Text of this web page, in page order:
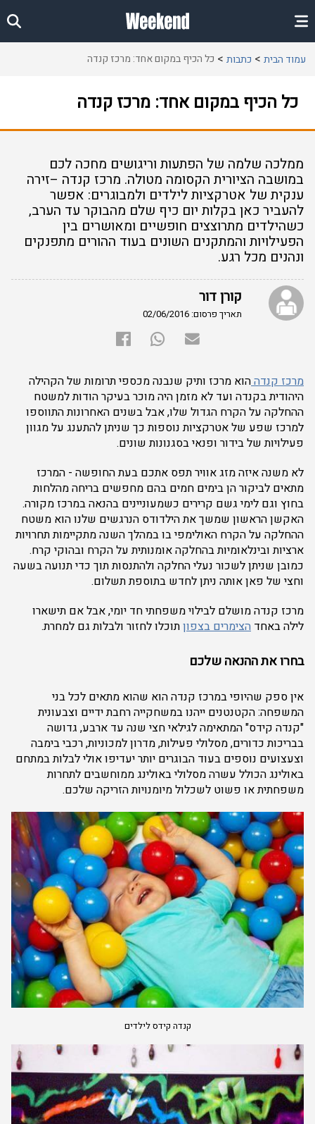
עמוד הבית כתבות כל הכיף במקום אחד: מרכז קנדה
כל הכיף במקום אחד: מרכז קנדה
ממלכה שלמה של הפתעות וריגושים מחכה לכם
במושבה הציורית הקסומה מטולה. מרכז קנדה –זירה
ענקית של אטרקציות לילדים ולמבוגרים: אפשר
להעביר כאן בקלות יום כיף שלם מהבוקר עד הערב,
כשהילדים מתרוצצים חופשיים ומאושרים בין
הפעילויות והמתקנים השונים בעוד ההורים מתפנקים
ונהנים מכל רגע.
קורן דור
תאריך פרסום: 02/06/2016
מרכז קנדההוא מרכז ותיק שנבנה מכספי תרומות של הקהילה
היהודית בקנדה ועד לא מזמן היה מוכר בעיקר הודות למשטח
ההחלקה על הקרח הגדול שלו, אבל בשנים האחרונות התווספו
למרכז שפע של אטרקציות נוספות כך שניתן להתענג על מגוון
פעילויות של בידור ופנאי בסגנונות שונים.
לא משנה איזה מזג אוויר תפס אתכם בעת החופשה - המרכז
מתאים לביקור הן בימים חמים בהם מחפשים בריחה מהלחות
בחוץ וגם לימי גשם קרירים כשמעוניינים בהנאה במרכז מקורה.
האקשן הראשון שמשך את הילדודס הנרגשים שלנו הוא משטח
ההחלקה על הקרח האולימפי בו במהלך השנה מתקיימות תחרויות
ארציות ובינלאומיות בהחלקה אומנותית על הקרח ובהוקי קרח.
כמובן שניתן לשכור נעלי החלקה ולהתנסות תוך כדי תנועה בשעה
וחצי של פאן אותה ניתן לחדש בתוספת תשלום.
מרכז קנדה מושלם לבילוי משפחתי חד יומי, אבל אם תישארו
לילה באחד הצימרים בצפוןתוכלו לחזור ולבלות גם למחרת.
בחרו את ההנאה שלכם
אין ספק שהיופי במרכז קנדה הוא שהוא מתאים לכל בני
המשפחה: הקטנטנים ייהנו במשחקייה רחבת ידיים וצבעונית
"קנדה קידס" המתאימה לגילאי חצי שנה עד ארבע, גדושה
בבריכות כדורים, מסלולי פעילות, מדרון למכוניות, רכבי בימבה
וצעצועים נוספים בעוד הבוגרים יותר יעדיפו אולי לבלות במתחם
באולינג הכולל עשרה מסלולי באולינג ממוחשבים לתחרות
משפחתית או פשוט לשכלול מיומנויות הזריקה שלכם.
קנדה קידס לילדים